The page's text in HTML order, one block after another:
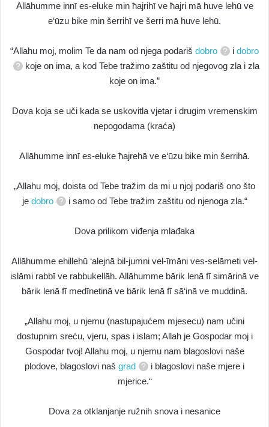
Allāhumme innī es-eluke min ħajrihī ve ħajri mā huve lehū ve
e‘ūzu bike min šerrihī ve šerri mā huve lehū.
“Allahu moj, molim Te da nam od njega podariš dobro i dobro
koje on ima, a kod Tebe tražimo zaštitu od njegovog zla i zla
koje on ima.”
Dova koja se uči kada se uskovitla vjetar i drugim vremenskim
nepogodama (kraća)
Allāhumme innī es-eluke ħajrehā ve e‘ūzu bike min šerrihā.
„Allahu moj, doista od Tebe tražim da mi u njoj podariš ono što
je dobro i samo od Tebe tražim zaštitu od njenoga zla.“
Dova prilikom viđenja mlađaka
Allāhumme ehillehū ‘alejnā bil-jumni vel-īmāni ves-selāmeti vel-
islāmi rabbī ve rabbukellāh. Allāhumme bārik lenā fī simārinā ve
bārik lenā fī medīnetinā ve bārik lenā fī sā‘inā ve muddinā.
„Allahu moj, u njemu (nastupajućem mjesecu) nam učini
dostupnim sreću, vjeru, spas i islam; Allah je Gospodar moj i
Gospodar tvoj! Allahu moj, u njemu nam blagoslovi naše
plodove, blagoslovi naš grad
i blagoslovi naše mjere i
mjerice.“
Dova za otklanjanje ružnih snova i nesanice